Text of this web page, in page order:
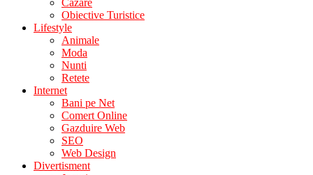
Cazare
Obiective Turistice
Lifestyle
Animale
Moda
Nunti
Retete
Internet
Bani pe Net
Comert Online
Gazduire Web
SEO
Web Design
Divertisment